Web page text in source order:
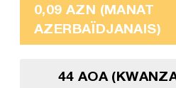
0,09 AZN (MANAT
AZERBAÏDJANAIS)
44 AOA